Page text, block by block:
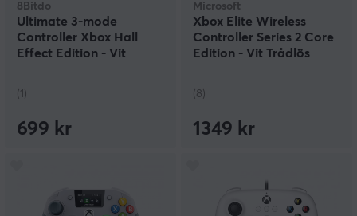
8Bitdo
Ultimate 3-mode
Controller Xbox Hall
Effect Edition - Vit
(1)
699 kr
Microsoft
Xbox Elite Wireless
Controller Series 2 Core
Edition - Vit Trådlös
(8)
1349 kr